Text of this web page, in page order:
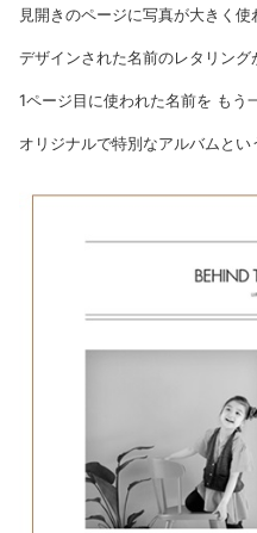
見開きのページに写真が大きく使
デザインされた名前のレタリング
1ページ目に使われた名前を もう
オリジナルで特別なアルバムとい